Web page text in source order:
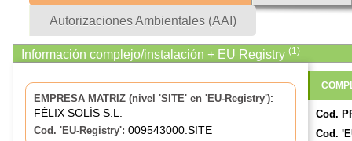
Autorizaciones Ambientales (AAI)
Información complejo/instalación + EU Registry (1)
EMPRESA MATRIZ (nivel 'SITE' en 'EU-Registry'):
FÉLIX SOLÍS S.L.
Cod. 'EU-Registry': 009543000.SITE
Cod.
Cod.